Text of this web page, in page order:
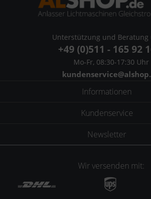
Unterstützung und Beratung
+49 (0)511 - 165 92
Mo-Fr, 08:30-17:30 Uhr
Informationen
Kundenservice
Newsletter
Wir versenden mit: